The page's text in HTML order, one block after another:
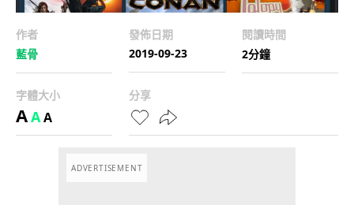
作者
藍骨
發佈日期
2019-09-23
閱讀時間
2分鐘
字體大小
AAA
分享
ADVERTISEMENT